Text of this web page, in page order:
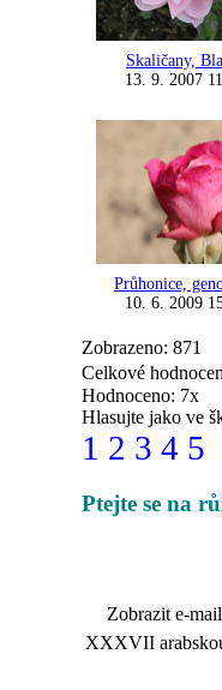
Skaličany,
13. 9. 2007
Průhonice,
10. 6. 2009
Zobrazeno: 871
Celkové
Hodnoceno: 7x
Hlasujte jako ve
1 2 3 4 5
Ptejte se na
Zobrazit e-
XXXVII